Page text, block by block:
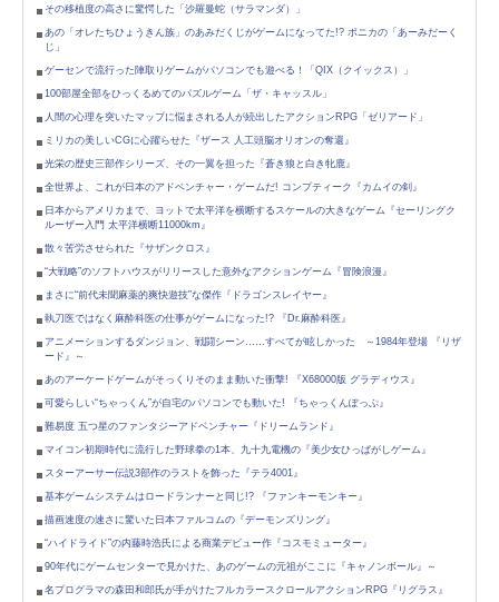
その移植度の高さに驚愕した「沙羅曼蛇（サラマンダ）」
あの「オレたちひょうきん族」のあみだくじがゲームになってた!? ポニカの「あーみだーく
じ」
ゲーセンで流行った陣取りゲームがパソコンでも遊べる！「QIX（クイックス）」
100部屋全部をひっくるめてのパズルゲーム「ザ・キャッスル」
人間の心理を突いたマップに悩まされる人が続出したアクションRPG「ゼリアード」
ミリカの美しいCGに心躍らせた『ザース 人工頭脳オリオンの奪還』
光栄の歴史三部作シリーズ、その一翼を担った『蒼き狼と白き牝鹿』
全世界よ、これが日本のアドベンチャー・ゲームだ! コンプティーク『カムイの剣』
日本からアメリカまで、ヨットで太平洋を横断するスケールの大きなゲーム『セーリングク
ルーザー入門 太平洋横断11000km』
散々苦労させられた『サザンクロス』
“大戦略”のソフトハウスがリリースした意外なアクションゲーム『冒険浪漫』
まさに“前代未聞麻薬的爽快遊技”な傑作『ドラゴンスレイヤー』
執刀医ではなく麻酔科医の仕事がゲームになった!? 『Dr.麻酔科医』
アニメーションするダンジョン、戦闘シーン……すべてが眩しかった ～1984年登場 『リザ
ード』～
あのアーケードゲームがそっくりそのまま動いた衝撃! 『X68000版 グラディウス』
可愛らしい“ちゃっくん”が自宅のパソコンでも動いた! 『ちゃっくんぽっぷ』
難易度 五つ星のファンタジーアドベンチャー『ドリームランド』
マイコン初期時代に流行した野球拳の1本、九十九電機の『美少女ひっぱがしゲーム』
スターアーサー伝説3部作のラストを飾った『テラ4001』
基本ゲームシステムはロードランナーと同じ!? 『ファンキーモンキー』
描画速度の速さに驚いた日本ファルコムの『デーモンズリング』
“ハイドライド”の内藤時浩氏による商業デビュー作『コスモミューター』
90年代にゲームセンターで見かけた、あのゲームの元祖がここに『キャノンボール』～
名プログラマの森田和郎氏が手がけたフルカラースクロールアクションRPG『リグラス』